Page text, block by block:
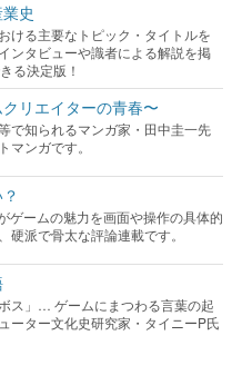
史
ける主要なトピック・タイトルを
ンタビューや識者による解説を掲
る決定版！
リエイターの青春〜
で知られるマンガ家・田中圭一先
マンガです。
ゲームの魅力を画面や操作の具体的
硬派で骨太な評論連載です。
ス」… ゲームにまつわる言葉の起
ーター文化史研究家・タイニーP氏